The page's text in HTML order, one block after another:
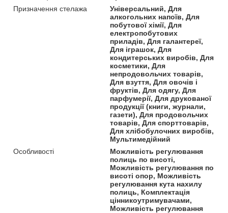
Призначення стелажа
Універсальний, Для
алкогольних напоїв, Для
побутової хімії, Для
електропобутових
приладів, Для галантереї,
Для іграшок, Для
кондитерських виробів, Для
косметики, Для
непродовольчих товарів,
Для взуття, Для овочів і
фруктів, Для одягу, Для
парфумерії, Для друкованої
продукції (книги, журнали,
газети), Для продовольчих
товарів, Для спорттоварів,
Для хлібобулочних виробів,
Мультимедійний
Особливості
Можливість регулювання
полиць по висоті,
Можливість регулювання по
висоті опор, Можливість
регулювання кута нахилу
полиць, Комплектація
цінникоутримувачами,
Можливість регулювання